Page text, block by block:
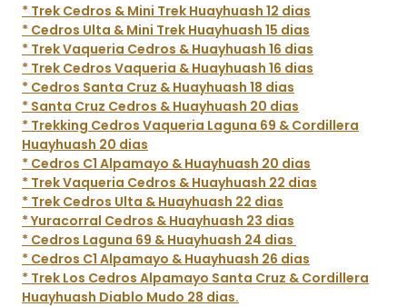
* Trek Cedros & Mini Trek Huayhuash 12 dias
* Cedros Ulta & Mini Trek Huayhuash 15 dias
* Trek Vaqueria Cedros & Huayhuash 16 dias
* Trek Cedros Vaqueria & Huayhuash 16 dias
* Cedros Santa Cruz & Huayhuash 18 dias
* Santa Cruz Cedros & Huayhuash 20 dias
* Trekking Cedros Vaqueria Laguna 69 & Cordillera
Huayhuash 20 dias
* Cedros C1 Alpamayo & Huayhuash 20 dias
* Trek Vaqueria Cedros & Huayhuash 22 dias
* Trek Cedros Ulta & Huayhuash 22 dias
* Yuracorral Cedros & Huayhuash 23 dias
* Cedros Laguna 69 & Huayhuash 24 dias
* Cedros C1 Alpamayo & Huayhuash 26 dias
* Trek Los Cedros Alpamayo Santa Cruz & Cordillera
Huayhuash Diablo Mudo 28 dias.